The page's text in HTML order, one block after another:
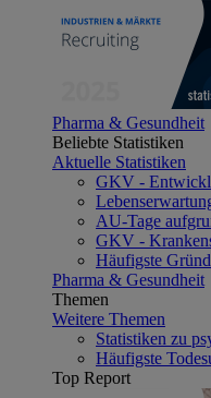
Pharma & Gesundheit
Beliebte Statistiken
Aktuelle Statistiken
GKV -
AU-Tage
GKV -
Häufigste
Pharma & Gesundheit
Themen
Weitere Themen
Statistiken zu
Häufigste
Top Report